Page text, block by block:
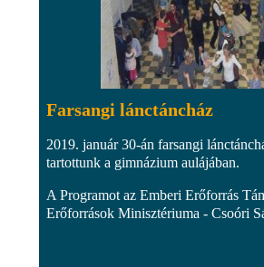
Farsangi lánctáncház
2019. január 30-án farsangi
tartottunk a gimnázium aulájában.
A Programot az Emberi Erőforrás
Erőforrások Minisztériuma - Csoóri